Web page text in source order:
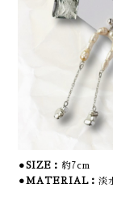
⚫︎SIZE：約7cm
⚫︎MATERIAL：淡